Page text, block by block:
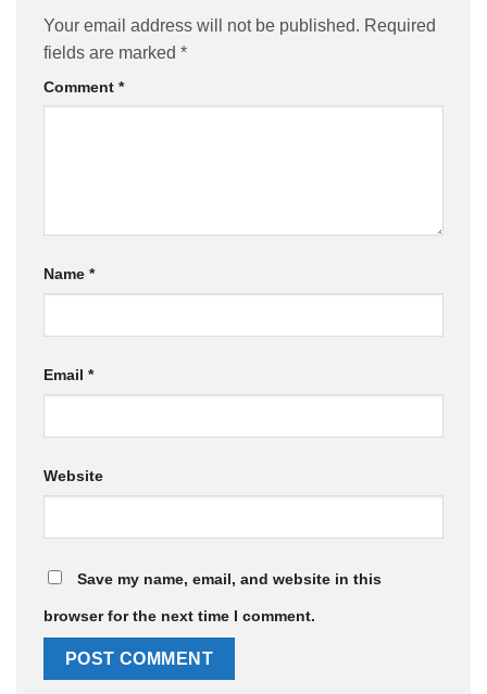
Your email address will not be published. Required
fields are marked *
Comment *
Name *
Email *
Website
Save my name, email, and website in this
browser for the next time I comment.